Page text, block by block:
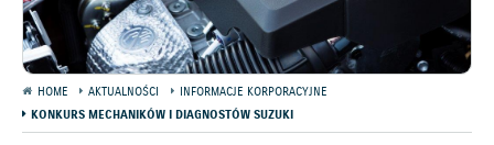
HOME AKTUALNOŚCI
INFORMACJE KORPORACYJNE
KONKURS MECHANIKÓW I DIAGNOSTÓW SUZUKI